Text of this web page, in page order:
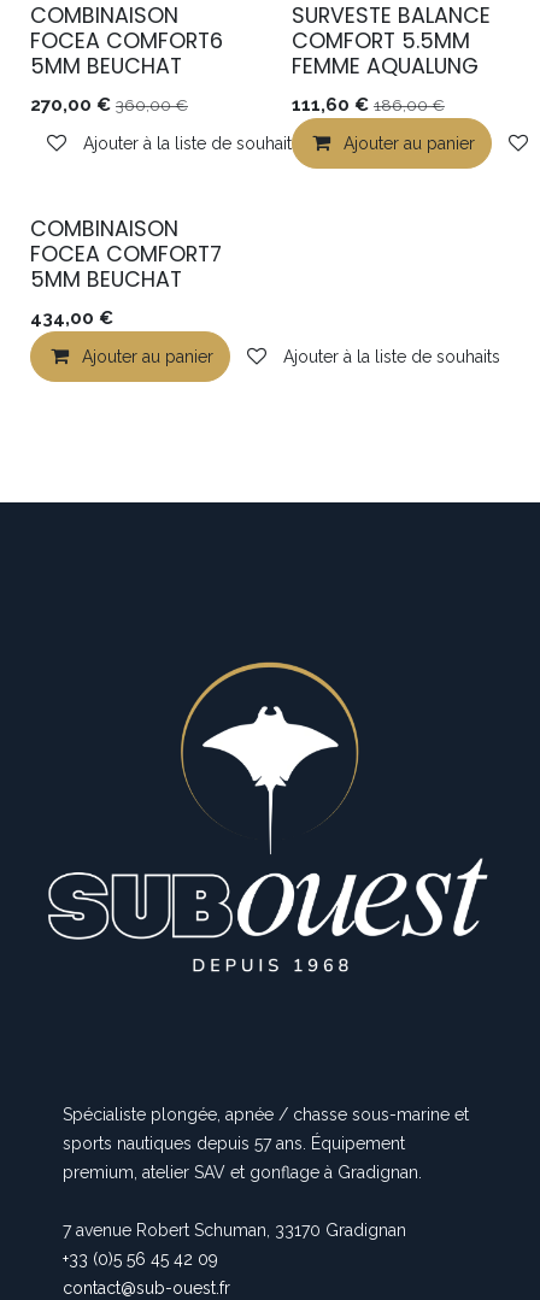
DESTOCKAGE
COMBINAISON
FOCEA COMFORT6
5MM BEUCHAT
270,00 € 360,00€
Ajouter à la liste de souhaits
SURVESTE BALANCE
COMFORT 5.5MM
FEMME AQUALUNG
111,60 € 186,00€
Ajouter au panier
COMBINAISON
FOCEA COMFORT7
5MM BEUCHAT
434,00 €
Ajouter au panier Ajouter à la liste de souhaits
Spécialiste plongée, apnée / chasse sous-marine et
sports nautiques depuis 57 ans. Équipement
premium, atelier SAV et gonflage à Gradignan.
7 avenue Robert Schuman, 33170 Gradignan
+33 (0)5 56 45 42 09
contact@sub-ouest.fr